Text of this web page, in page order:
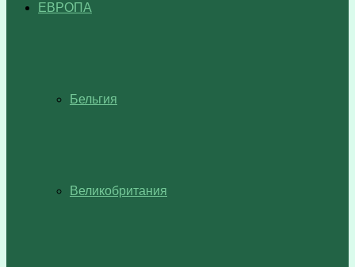
ЕВРОПА
Бельгия
Великобритания